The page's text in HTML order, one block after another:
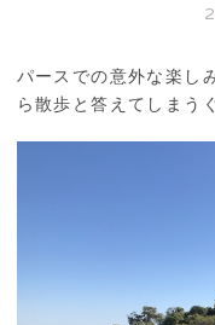
パースでの意外な楽し
ら散歩と答えてしまう